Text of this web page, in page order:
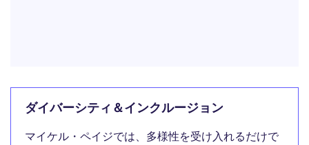
ダイバーシティ＆インクルージョン
マイケル・ペイジでは、多様性を受け入れるだけで